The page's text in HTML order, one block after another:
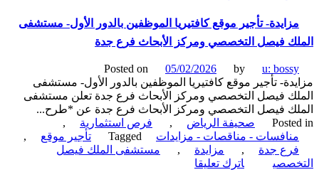
الأبحاث
فرع
جدة
تأجير
موقع
كافيتريا
بالدور
الأول
بالمبنى
الغربي
للمستشفى-
مستشفى
الملك
فيصل
تأجير موقع كافتيريا الموظفين بالدور الأول- مستشفى
فيصل التخصصي ومركز الأبحاث فرع جدة
Posted on 05/02/2026 by
u:
تأجير موقع كافتيريا الموظفين بالدور الأول- مستشفى
فيصل التخصصي ومركز الأبحاث فرع جدة تعلن مستشفى
فيصل التخصصي ومركز الأبحاث فرع جدة عن *طرح...
صحيفة الرياض , فرص استثمارية
,
- مناقصات - مزايدات
Tagged تأجير موقع
,
جدة
, مزايدة ,
مستشفى الملك فيصل
اترك تعليقاon